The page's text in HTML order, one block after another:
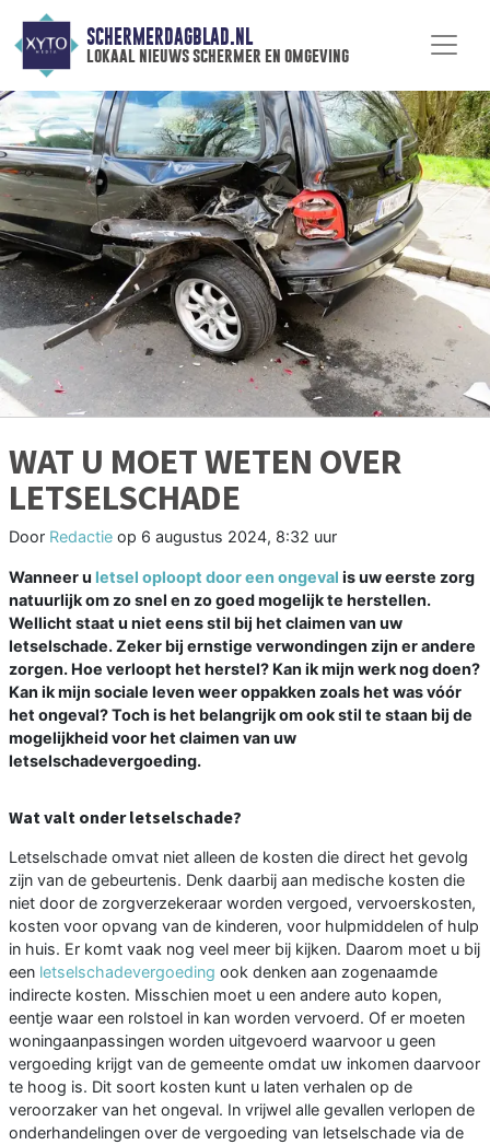
SCHERMERDAGBLAD.NL
lokaal nieuws schermer en omgeving
WAT U MOET WETEN OVER
LETSELSCHADE
Door Redactie op 6 augustus 2024, 8:32 uur
Wanneer u letsel oploopt door een ongeval is uw eerste zorg
natuurlijk om zo snel en zo goed mogelijk te herstellen.
Wellicht staat u niet eens stil bij het claimen van uw
letselschade. Zeker bij ernstige verwondingen zijn er andere
zorgen. Hoe verloopt het herstel? Kan ik mijn werk nog doen?
Kan ik mijn sociale leven weer oppakken zoals het was vóór
het ongeval? Toch is het belangrijk om ook stil te staan bij de
mogelijkheid voor het claimen van uw
letselschadevergoeding.
Wat valt onder letselschade?
Letselschade omvat niet alleen de kosten die direct het gevolg
zijn van de gebeurtenis. Denk daarbij aan medische kosten die
niet door de zorgverzekeraar worden vergoed, vervoerskosten,
kosten voor opvang van de kinderen, voor hulpmiddelen of hulp
in huis. Er komt vaak nog veel meer bij kijken. Daarom moet u bij
een letselschadevergoeding ook denken aan zogenaamde
indirecte kosten. Misschien moet u een andere auto kopen,
eentje waar een rolstoel in kan worden vervoerd. Of er moeten
woningaanpassingen worden uitgevoerd waarvoor u geen
vergoeding krijgt van de gemeente omdat uw inkomen daarvoor
te hoog is. Dit soort kosten kunt u laten verhalen op de
veroorzaker van het ongeval. In vrijwel alle gevallen verlopen de
onderhandelingen over de vergoeding van letselschade via de